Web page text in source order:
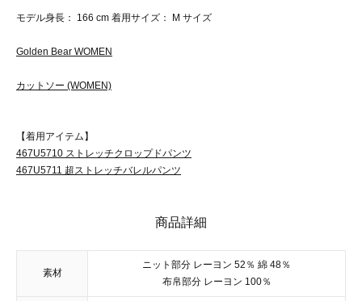
モデル身長： 166 cm 着用サイズ： M サイズ
Golden Bear WOMEN
カットソー (WOMEN)
【着用アイテム】
467U5710 ストレッチクロップドパンツ
467U5711 超ストレッチバレルパンツ
商品詳細
素材
ニット部分 レーヨン 52％ 綿 48％
布帛部分 レーヨン 100％